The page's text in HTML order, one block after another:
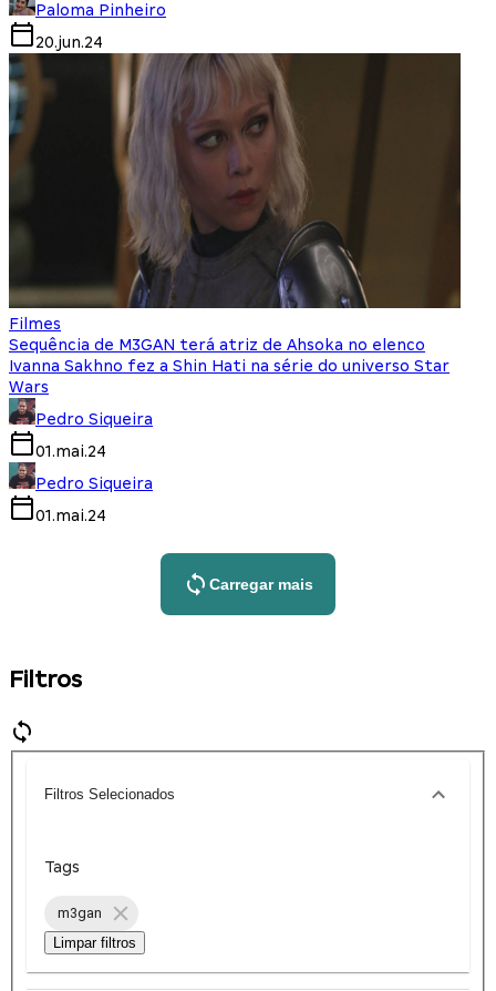
Paloma Pinheiro
20.jun.24
Filmes
Sequência de M3GAN terá atriz de Ahsoka no elenco
Ivanna Sakhno fez a Shin Hati na série do universo Star
Wars
Pedro Siqueira
01.mai.24
Pedro Siqueira
01.mai.24
Carregar mais
Filtros
Filtros Selecionados
Tags
m3gan
Limpar filtros